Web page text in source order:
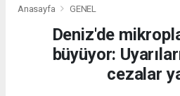
Anasayfa GENEL
Deniz'de
büyüyor:
cezalar